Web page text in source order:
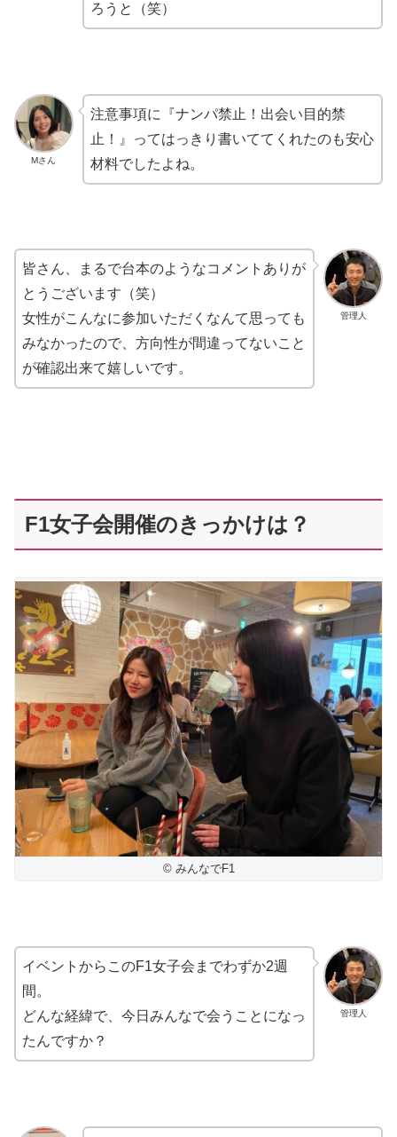
ろうと（笑）
Mさん
注意事項に『ナンパ禁止！出会い目的禁
止！』ってはっきり書いててくれたのも安心
材料でしたよね。
管理人
皆さん、まるで台本のようなコメントありが
とうございます（笑）
女性がこんなに参加いただくなんて思っても
みなかったので、方向性が間違ってないこと
が確認出来て嬉しいです。
F1女子会開催のきっかけは？
© みんなでF1
管理人
イベントからこのF1女子会までわずか2週
間。
どんな経緯で、今日みんなで会うことになっ
たんですか？